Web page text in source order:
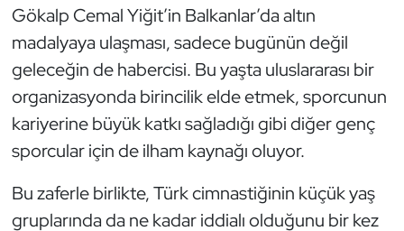
Gökalp Cemal Yiğit’in Balkanlar’da altın
madalyaya ulaşması, sadece bugünün değil
geleceğin de habercisi. Bu yaşta uluslararası bir
organizasyonda birincilik elde etmek, sporcunun
kariyerine büyük katkı sağladığı gibi diğer genç
sporcular için de ilham kaynağı oluyor.
Bu zaferle birlikte, Türk cimnastiğinin küçük yaş
gruplarında da ne kadar iddialı olduğunu bir kez
Satranç
Su Topu
Sualtı Sporları
Tenis